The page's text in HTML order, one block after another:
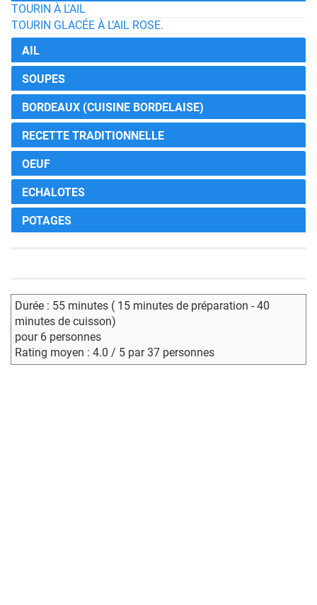
TOURIN À L'AIL
TOURIN GLACÉE À L’AIL ROSE.
AIL
SOUPES
BORDEAUX (CUISINE BORDELAISE)
RECETTE TRADITIONNELLE
OEUF
ECHALOTES
POTAGES
Durée : 55 minutes ( 15 minutes de préparation - 40
minutes de cuisson)
pour 6 personnes
Rating moyen : 4.0 / 5 par 37 personnes